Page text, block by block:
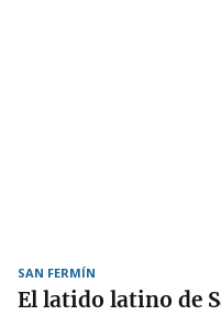
SAN FERMÍN
El latido latino de